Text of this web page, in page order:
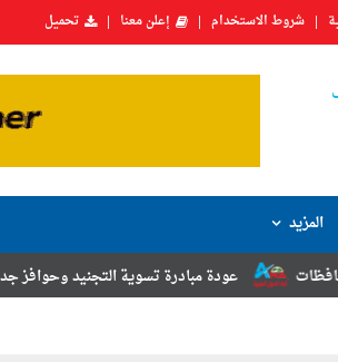
شروط الاستخدام إعلن معنا تحميل
المزيد
مبادرة تسوية التجنيد وحوافز جديدة للاستثمار..